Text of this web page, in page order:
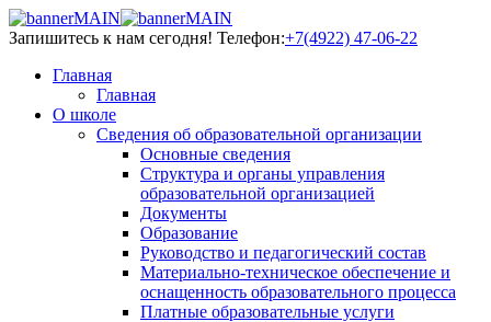
Запишитесь к нам сегодня! Телефон:+7(4922) 47-06-22
Главная
Главная
О школе
Сведения об образовательной организации
Основные сведения
Структура и органы управления
образовательной организацией
Документы
Образование
Руководство и педагогический состав
Материально-техническое обеспечение и
оснащенность образовательного процесса
Платные образовательные услуги